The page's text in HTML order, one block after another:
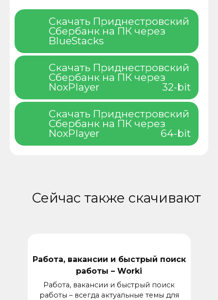
Скачать Приднестровский
Сбербанк на ПК через
BlueStacks
Скачать Приднестровский
Сбербанк на ПК через
NoxPlayer
32-bit
Скачать Приднестровский
Сбербанк на ПК через
NoxPlayer
64-bit
Сейчас также скачивают
Работа, вакансии и быстрый поиск
работы – Worki
Работа, вакансии и быстрый поиск
работы – всегда актуальные темы для